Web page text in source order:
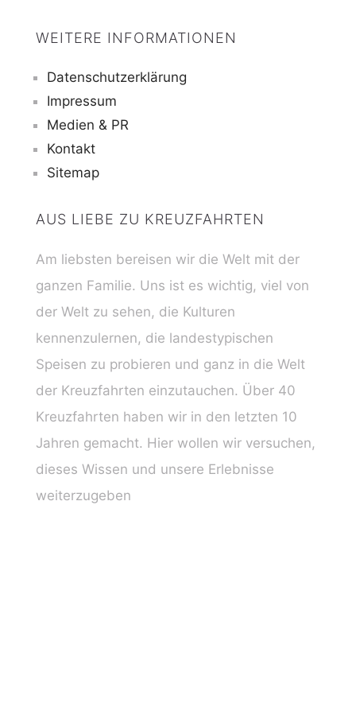
WEITERE INFORMATIONEN
Datenschutzerklärung
Impressum
Medien & PR
Kontakt
Sitemap
AUS LIEBE ZU KREUZFAHRTEN
Am liebsten bereisen wir die Welt mit der
ganzen Familie. Uns ist es wichtig, viel von
der Welt zu sehen, die Kulturen
kennenzulernen, die landestypischen
Speisen zu probieren und ganz in die Welt
der Kreuzfahrten einzutauchen. Über 40
Kreuzfahrten haben wir in den letzten 10
Jahren gemacht. Hier wollen wir versuchen,
dieses Wissen und unsere Erlebnisse
weiterzugeben